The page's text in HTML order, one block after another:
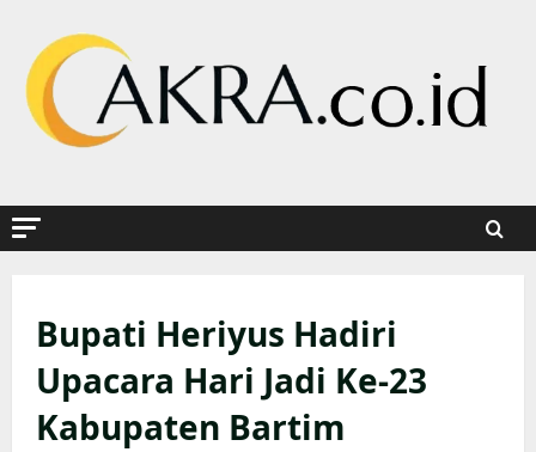
content
Bupati Heriyus Hadiri
Upacara Hari Jadi Ke-23
Kabupaten Bartim